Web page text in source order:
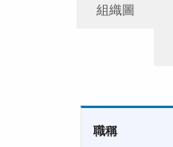
組織圖
職稱